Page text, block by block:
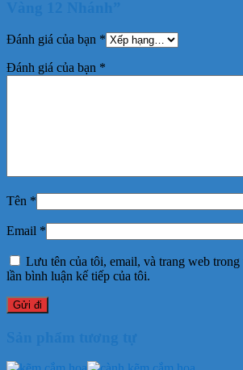
Đánh giá của bạn *
Đánh giá của bạn *
Tên *
Email *
Lưu tên của tôi, email, và trang web
lần bình luận kế tiếp của tôi.